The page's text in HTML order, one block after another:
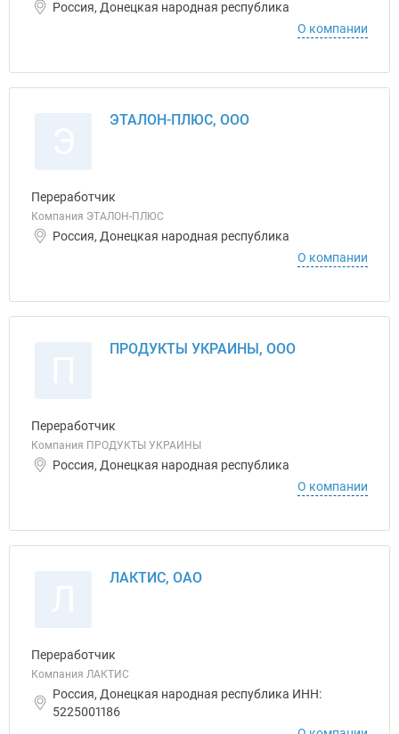
Россия, Донецкая народная республика
О компании
ЭТАЛОН-ПЛЮС, ООО
Переработчик
Компания ЭТАЛОН-ПЛЮС
Россия, Донецкая народная республика
О компании
ПРОДУКТЫ УКРАИНЫ, ООО
Переработчик
Компания ПРОДУКТЫ УКРАИНЫ
Россия, Донецкая народная республика
О компании
ЛАКТИС, ОАО
Переработчик
Компания ЛАКТИС
Россия, Донецкая народная республика ИНН:
5225001186